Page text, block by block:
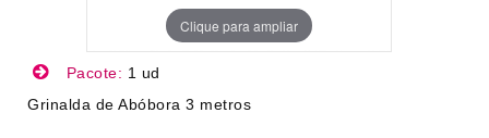
Clique para ampliar
Pacote: 1 ud
Grinalda de Abóbora 3 metros